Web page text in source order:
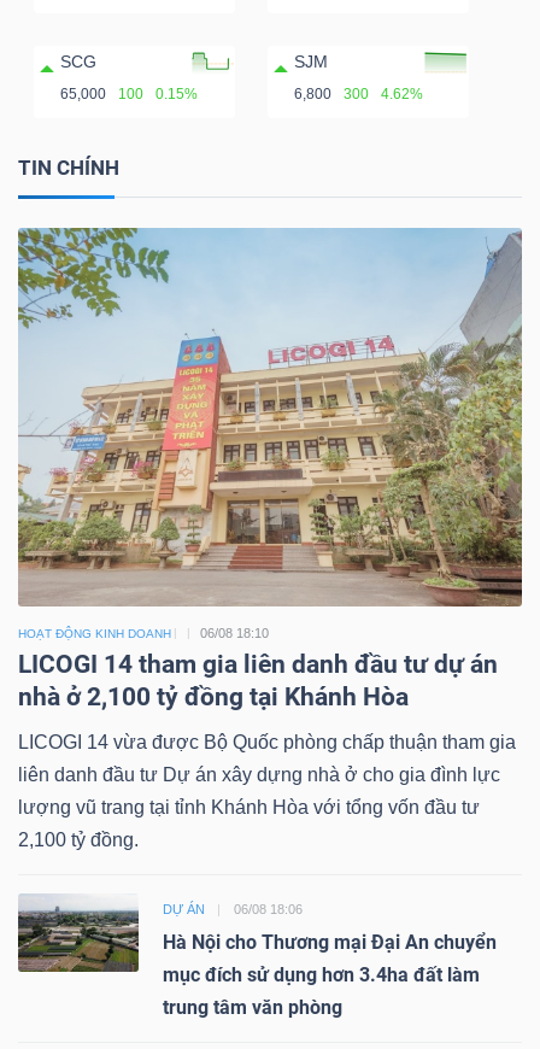
SCG
65,000 100 0.15%
SJM
6,800 300 4.62%
TIN CHÍNH
HOẠT ĐỘNG KINH DOANH 06/08 18:10
LICOGI 14 tham gia liên danh đầu tư dự án
nhà ở 2,100 tỷ đồng tại Khánh Hòa
LICOGI 14 vừa được Bộ Quốc phòng chấp thuận tham gia
liên danh đầu tư Dự án xây dựng nhà ở cho gia đình lực
lượng vũ trang tại tỉnh Khánh Hòa với tổng vốn đầu tư
2,100 tỷ đồng.
DỰ ÁN 06/08 18:06
Hà Nội cho Thương mại Đại An chuyển
mục đích sử dụng hơn 3.4ha đất làm
trung tâm văn phòng